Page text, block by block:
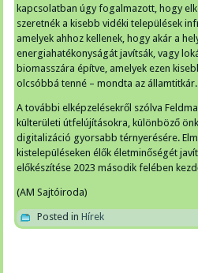
kapcsolatban úgy fogalmazott, hogy
szeretnék a kisebb vidéki települések
amelyek ahhoz kellenek, hogy akár a
energiahatékonyságát javítsák, vagy
biomasszára építve, amelyek ezen
olcsóbbá tenné – mondta az államtitkár.
A további elképzelésekről szólva
külterületi útfelújításokra, különböző
digitalizáció gyorsabb térnyerésére.
kistelepüléseken élők életminőségét
előkészítése 2023 második felében
(AM Sajtóiroda)
Posted in Hírek